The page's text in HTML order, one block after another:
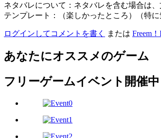
ネタバレについて：ネタバレを含む場合は
テンプレート：（楽しかったところ）（特
ログインしてコメントを書く または Freem
あなたにオススメのゲーム
フリーゲームイベント開催中